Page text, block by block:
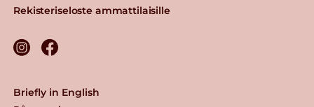
Rekisteriseloste ammattilaisille
Briefly in English